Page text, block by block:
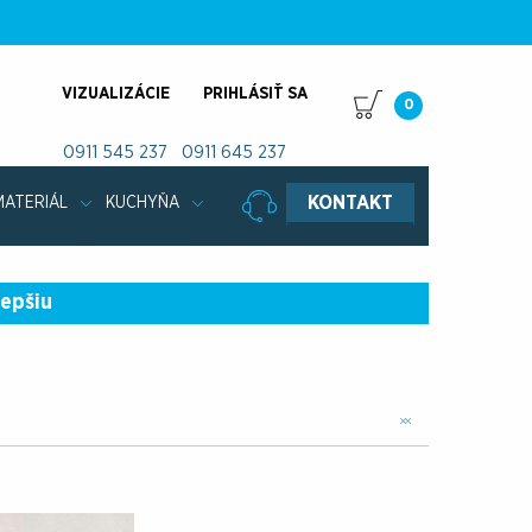
VIZUALIZÁCIE PRIHLÁSIŤ SA
0
0911 545 237 0911 645 237
KONTAKT
KUCHYŇA